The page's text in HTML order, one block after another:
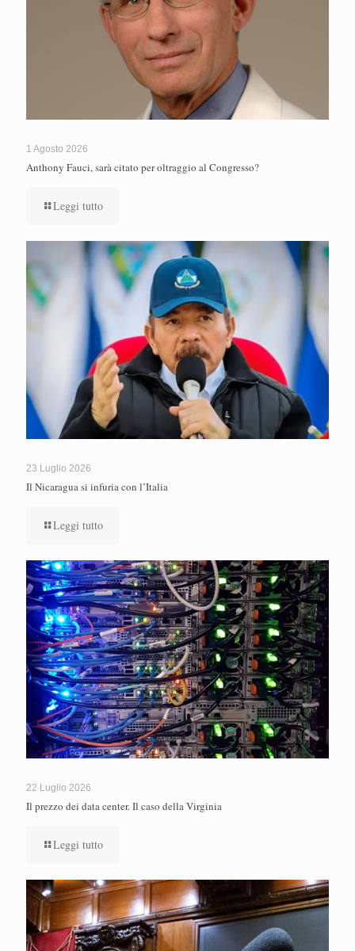
1 Agosto 2026
Anthony Fauci, sarà citato per oltraggio al Congresso?
Leggi tutto
23 Luglio 2026
Il Nicaragua si infuria con l’Italia
Leggi tutto
22 Luglio 2026
Il prezzo dei data center. Il caso della Virginia
Leggi tutto